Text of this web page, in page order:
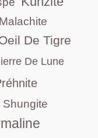
Malachite
De Tigre
De Lune
Shungite